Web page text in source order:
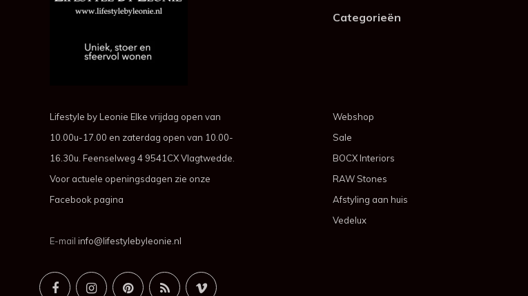
Lifestyle by Leonie Elke vrijdag open van
10.00u-17.00 en zaterdag open van 10.00-
16.30u. Feenselweg 4 9541CX Vlagtwedde.
Voor actuele openingsdagen zie onze
Facebook pagina
E-mail info@lifestylebyleonie.nl
Categorieën
Webshop
Sale
BOCX Interiors
RAW Stones
Afstyling aan huis
Vedelux